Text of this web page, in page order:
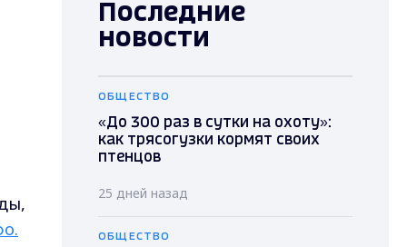
Последние
новости
ОБЩЕСТВО
«До 300 раз в сутки на охоту»:
как трясогузки кормят своих
птенцов
25 дней назад
ОБЩЕСТВО